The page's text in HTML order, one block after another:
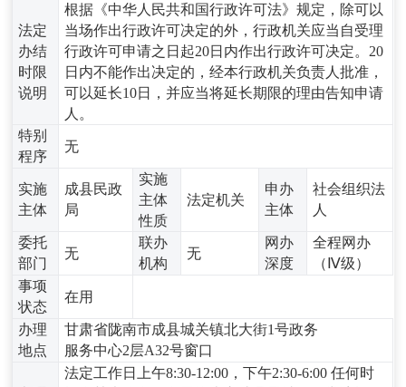
法定
办结
时限
说明
根据《中华人民共和国行政许可法》规定，除可以
当场作出行政许可决定的外，行政机关应当自受理
行政许可申请之日起‌20日内‌作出行政许可决定。20
日内不能作出决定的，经本行政机关负责人批准，
可以延长10日，并应当将延长期限的理由告知申请
人。
特别
程序
无
实施
主体
成县民政
局
实施
主体
性质
法定机关
申办
主体
社会组织法
人
委托
部门
无
联办
机构
无
网办
深度
全程网办
（Ⅳ级）
事项
状态
在用
办理
地点
甘肃省陇南市成县城关镇北大街1号政务
服务中心2层A32号窗口
法定工作日上午8:30-12:00，下午2:30-6:00 任何时